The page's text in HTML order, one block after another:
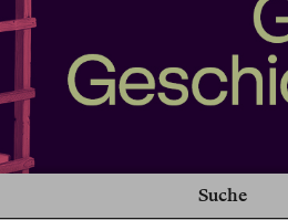
Suche